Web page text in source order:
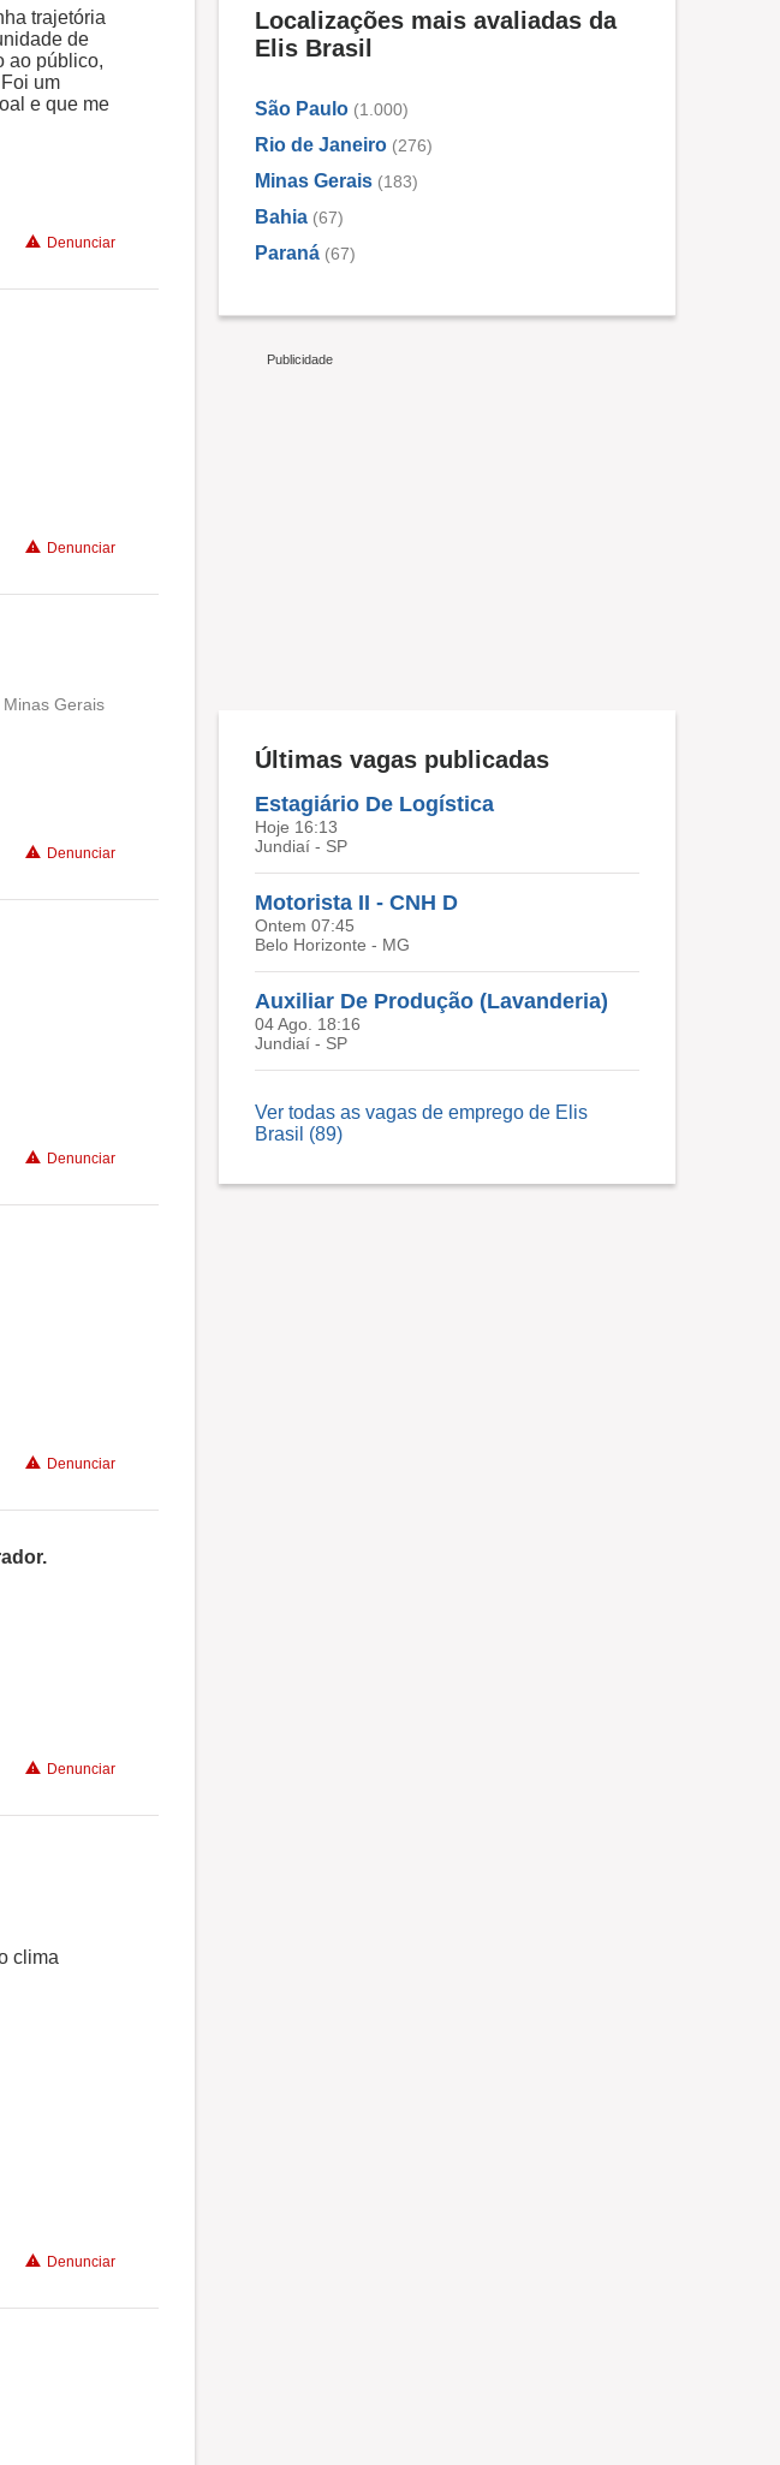
trajetória
de
ao público,
um
e que me
Denunciar
Denunciar
Gerais
Denunciar
Denunciar
Denunciar
Denunciar
clima
Denunciar
Localizações mais avaliadas da
Elis Brasil
São Paulo (1.000)
Rio de Janeiro (276)
Minas Gerais (183)
Bahia (67)
Paraná (67)
Últimas vagas publicadas
Estagiário De Logística
Hoje 16:13
Jundiaí - SP
Motorista II - CNH D
Ontem 07:45
Belo Horizonte - MG
Auxiliar De Produção (Lavanderia)
04 Ago. 18:16
Jundiaí - SP
Ver todas as vagas de emprego de Elis
Brasil (89)